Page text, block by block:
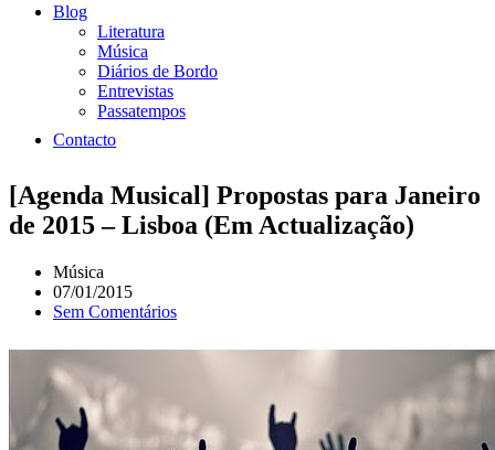
Blog
Literatura
Música
Diários de Bordo
Entrevistas
Passatempos
Contacto
[Agenda Musical] Propostas para Janeiro
de 2015 – Lisboa (Em Actualização)
Música
07/01/2015
Sem Comentários